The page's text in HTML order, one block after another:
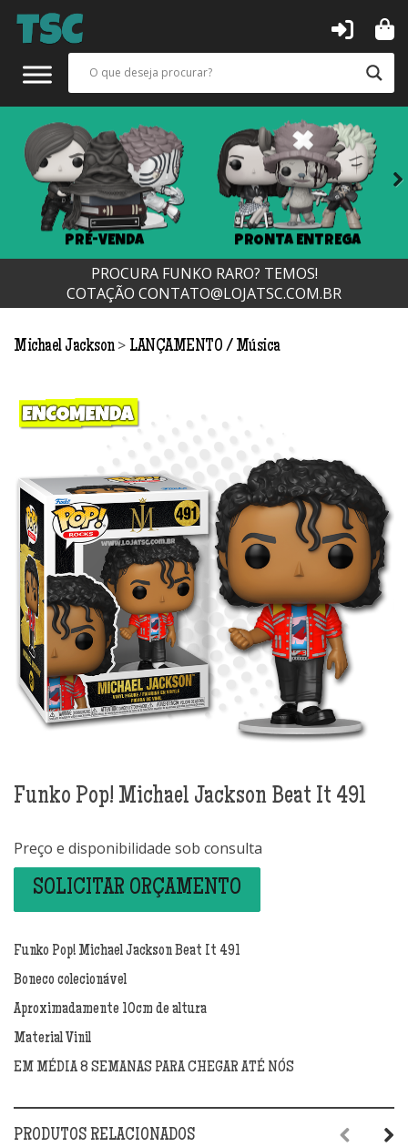
PRÉ-VENDA PRONTA ENTREGA
PROCURA FUNKO RARO? TEMOS!
COTAÇÃO CONTATO@LOJATSC.COM.BR
Michael Jackson > LANÇAMENTO Música
Funko Pop! Michael Jackson Beat It 491
Preço e disponibilidade sob consulta
SOLICITAR ORÇAMENTO
Funko Pop! Michael Jackson Beat It 491
Boneco colecionável
Aproximadamente 10cm de altura
Material Vinil
EM MÉDIA 8 SEMANAS PARA CHEGAR ATÉ NÓS
PRODUTOS RELACIONADOS